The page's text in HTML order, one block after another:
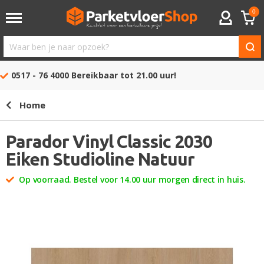
ACCOUNT
0
Waar
ben
opzoek?
0517 - 76 4000 Bereikbaar tot 21.00 uur!
Home
Parador Vinyl Classic 2030
Eiken Studioline Natuur
Op voorraad. Bestel voor 14.00 uur morgen direct in huis.